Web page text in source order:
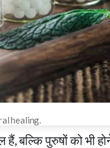
healing.
पुरुषों को भी होने